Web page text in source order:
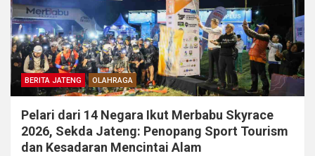
BERITA JATENG OLAHRAGA
Pelari dari 14 Negara Ikut Merbabu Skyrace
2026, Sekda Jateng: Penopang Sport Tourism
dan Kesadaran Mencintai Alam